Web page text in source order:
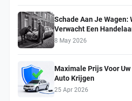
Schade Aan Je Wagen:
Verwacht Een
8 May 2026
Maximale Prijs Voor
Auto Krijgen
25 Apr 2026